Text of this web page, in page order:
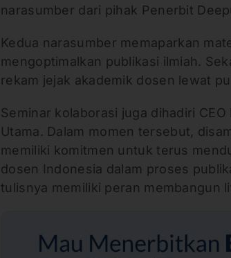
narasumber dari pihak Penerbit
Kedua narasumber memaparkan
mengoptimalkan publikasi ilmiah.
rekam jejak akademik dosen lewat
Seminar kolaborasi juga dihadiri
Utama. Dalam momen tersebut,
memiliki komitmen untuk terus
dosen Indonesia dalam proses
tulisnya memiliki peran membangun